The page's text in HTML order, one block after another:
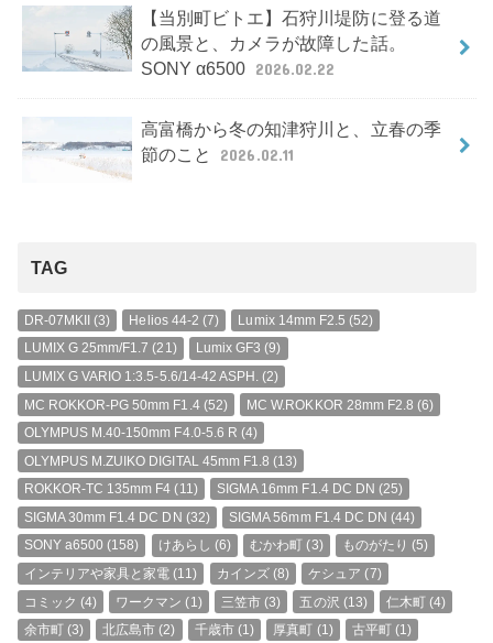
【当別町ビトエ】石狩川堤防に登る道
の風景と、カメラが故障した話。
SONY α6500 2026.02.22
高富橋から冬の知津狩川と、立春の季
節のこと
2026.02.11
TAG
DR-07MKII(3) Helios 44-2 (7) Lumix 14mm F2.5 (52)
LUMIX G 25mm/F1.7 (21) Lumix GF3 (9)
LUMIX G VARIO 1:3.5-5.6/14-42 ASPH. (2)
MC ROKKOR-PG 50mm F1.4(52) MC W.ROKKOR 28mm F2.8 (6)
OLYMPUS M.40-150mm F4.0-5.6 R (4)
OLYMPUS M.ZUIKO DIGITAL 45mm F1.8 (13)
ROKKOR-TC 135mm F4 (11) SIGMA 16mm F1.4 DC DN (25)
SIGMA 30mm F1.4 DC DN (32) SIGMA 56mm F1.4 DC DN (44)
SONY a6500 (158) けあらし (6) むかわ町 (3) ものがたり (5)
インテリアや家具と家電 (11) カインズ(8) ケシュア (7)
コミック (4) ワークマン (1) 三笠市 (3) 五の沢 (13) 仁木町 (4)
余市町(3) 北広島市 (2) 千歳市(1) 厚真町 (1) 古平町 (1)